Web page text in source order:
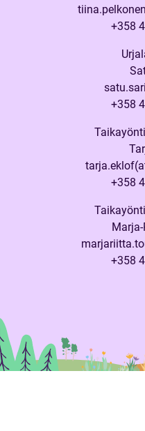
+358
+358
+358
+358